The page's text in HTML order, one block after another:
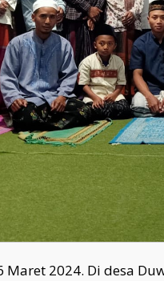
Maret 2024. Di desa